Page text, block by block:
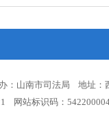
：山南市司法局 地址：
网站标识码：